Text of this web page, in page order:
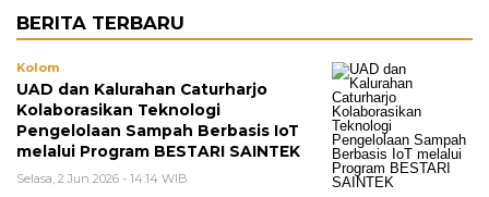
BERITA TERBARU
Kolom
UAD dan Kalurahan Caturharjo
Kolaborasikan Teknologi
Pengelolaan Sampah Berbasis IoT
melalui Program BESTARI SAINTEK
Selasa, 2 Jun 2026 - 14:14 WIB